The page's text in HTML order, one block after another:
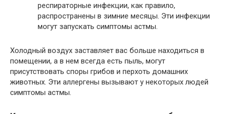
респираторные инфекции, как правило,
распространены в зимние месяцы. Эти инфекции
могут запускать симптомы астмы.
Холодный воздух заставляет вас больше находиться в
помещении, а в нем всегда есть пыль, могут
присутствовать споры грибов и перхоть домашних
животных. Эти аллергены вызывают у некоторых людей
симптомы астмы.